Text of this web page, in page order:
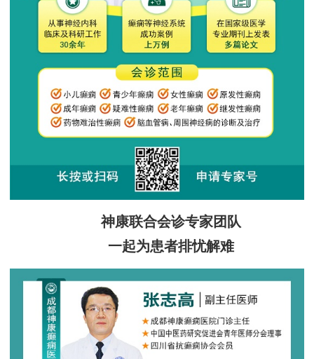
神康联合会诊专家团队
一起为患者排忧解难